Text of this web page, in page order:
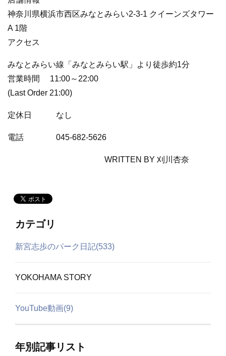
神奈川県横浜市西区みなとみらい2-3-1 クイーンズタワー
A 1階
アクセス
​みなとみらい線「みなとみらい駅」より徒歩約1分
営業時間 ​11:00～22:00
(Last Order 21:00)
定休日​​ なし
電話 ​045-682-5626
WRITTEN BY 刈川杏奈
カテゴリ
新宮志歩のパーク日記(533)
YOKOHAMA STORY
YouTube動画(9)
年別記事リスト